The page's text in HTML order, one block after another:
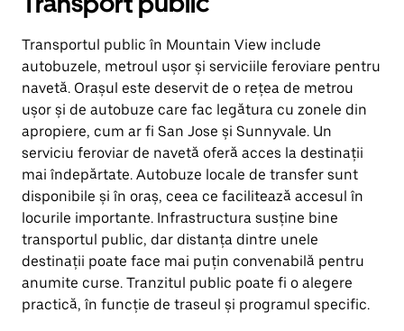
Transportul public în Mountain View include
autobuzele, metroul ușor și serviciile feroviare pentru
navetă. Orașul este deservit de o rețea de metrou
ușor și de autobuze care fac legătura cu zonele din
apropiere, cum ar fi San Jose și Sunnyvale. Un
serviciu feroviar de navetă oferă acces la destinații
mai îndepărtate. Autobuze locale de transfer sunt
disponibile și în oraș, ceea ce facilitează accesul în
locurile importante. Infrastructura susține bine
transportul public, dar distanța dintre unele
destinații poate face mai puțin convenabilă pentru
anumite curse. Tranzitul public poate fi o alegere
practică, în funcție de traseul și programul specific.